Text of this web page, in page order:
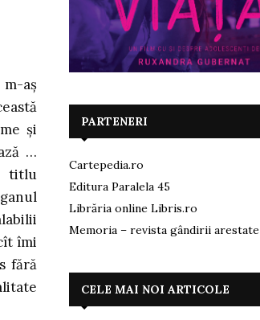
aş
şi
…
titlu
îmi
fără
PARTENERI
Cartepedia.ro
Editura Paralela 45
Librăria online Libris.ro
Memoria – revista gândirii arestate
CELE MAI NOI ARTICOLE